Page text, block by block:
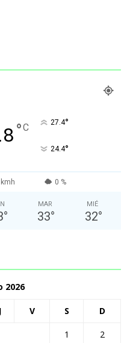
°C 27.4°
24.4°
0 %
°
MAR
33°
MIÉ
32°
2026
J V S D
1
2